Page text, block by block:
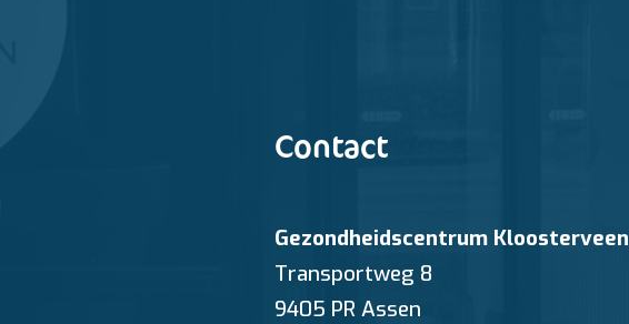
Contact
Gezondheidscentrum Kloosterveen
Transportweg 8
9405 PR Assen